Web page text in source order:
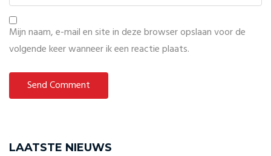
Mijn naam, e-mail en site in deze browser opslaan voor de
volgende keer wanneer ik een reactie plaats.
LAATSTE NIEUWS